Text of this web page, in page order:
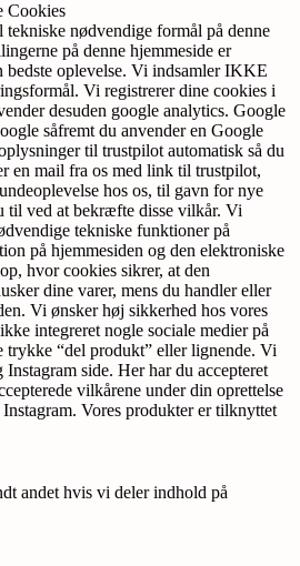
Cookies
nødvendige formål på denne
på denne hjemmeside er
bedste oplevelse. Vi indsamler IKKE
Vi registrerer dine cookies i
desuden google analytics. Google
såfremt du anvender en Google
til trustpilot automatisk så du
en mail fra os med link til trustpilot,
hos os, til gavn for nye
til ved at bekræfte disse vilkår. Vi
tekniske funktioner på
på hjemmesiden og den elektroniske
hvor cookies sikrer, at den
dine varer, mens du handler eller
Vi ønsker høj sikkerhed hos vores
integreret nogle sociale medier på
trykke “del produkt” eller lignende. Vi
Instagram side. Her har du accepteret
vilkårene under din oprettelse
Vores produkter er tilknyttet
andet hvis vi deler indhold på